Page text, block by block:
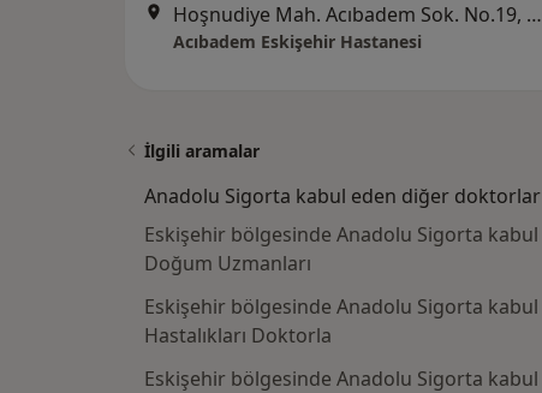
Hoşnudiye Mah. Acıbadem Sok. No.19, Tepebaşı
Acıbadem Eskişehir Hastanesi
İlgili aramalar
Anadolu Sigorta kabul eden diğer doktorlar
Eskişehir bölgesinde Anadolu Sigorta kabul
Doğum Uzmanları
Eskişehir bölgesinde Anadolu Sigorta kabul
Hastalıkları Doktorla
Eskişehir bölgesinde Anadolu Sigorta